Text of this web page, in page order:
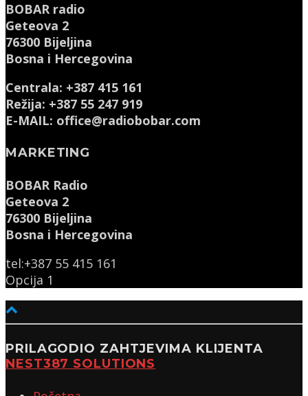
BOBAR radio
Geteova 2
76300 Bijeljina
Bosna i Hercegovina
Centrala: +387 415 161
Režija: +387 55 247 919
E-MAIL: office@radiobobar.com
MARKETING
BOBAR Radio
Geteova 2
76300 Bijeljina
Bosna i Hercegovina
tel:+387 55 415 161
Opcija 1
PRILAGODIO ZAHTJEVIMA KLIJENTA
NEST387 SOLUTIONS